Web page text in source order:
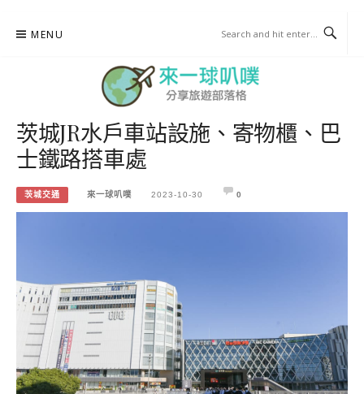
MENU
來一球叭噗
分享日本自助部落格
茨城JR水戶車站設施、寄物櫃、巴
士鐵路搭車處
茨城交通 來一球叭噗 2023-10-30 0